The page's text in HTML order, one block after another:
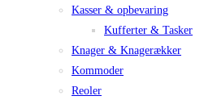
Kasser & opbevaring
Kufferter & Tasker
Knager & Knagerækker
Kommoder
Reoler